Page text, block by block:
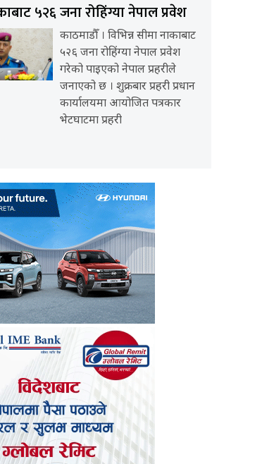
५२६ जना रोहिंग्या नेपाल प्रवेश
काठमाडौँ । विभिन्न सीमा नाकाबाट
५२६ जना रोहिंग्या नेपाल प्रवेश
गरेको पाइएको नेपाल प्रहरीले
जनाएको छ । शुक्रबार प्रहरी प्रधान
कार्यालयमा आयोजित पत्रकार
भेटघाटमा प्रहरी